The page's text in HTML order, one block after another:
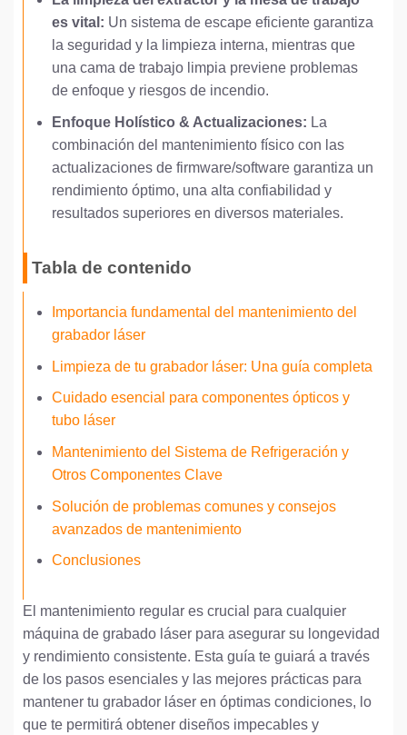
es vital: Un sistema de escape eficiente garantiza
la seguridad y la limpieza interna, mientras que
una cama de trabajo limpia previene problemas
de enfoque y riesgos de incendio.
Enfoque Holístico & Actualizaciones: La
combinación del mantenimiento físico con las
actualizaciones de firmware/software garantiza un
rendimiento óptimo, una alta confiabilidad y
resultados superiores en diversos materiales.
Tabla de contenido
Importancia fundamental del mantenimiento del
grabador láser
Limpieza de tu grabador láser: Una guía completa
Cuidado esencial para componentes ópticos y
tubo láser
Mantenimiento del Sistema de Refrigeración y
Otros Componentes Clave
Solución de problemas comunes y consejos
avanzados de mantenimiento
Conclusiones
El mantenimiento regular es crucial para cualquier
máquina de grabado láser para asegurar su longevidad
y rendimiento consistente. Esta guía te guiará a través
de los pasos esenciales y las mejores prácticas para
mantener tu grabador láser en óptimas condiciones, lo
que te permitirá obtener diseños impecables y